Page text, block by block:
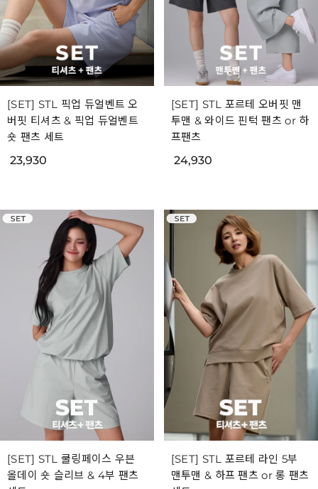
[SET] STL 픽업 듀얼벤트 오
버핏 티셔츠 & 픽업 듀얼벤트
숏 팬츠 세트
23,930
[SET] STL 포르테 오버핏 맨
투맨 & 와이드 핀턱 팬츠 or 하
프팬츠
24,930
[SET] STL 쿨링페이스 우븐
올데이 숏 슬리브 & 4부 팬츠
[SET] STL 포르테 라인 5부
맨투맨 & 하프 팬츠 or 롱 팬츠